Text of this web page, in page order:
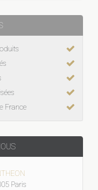
France
Paris